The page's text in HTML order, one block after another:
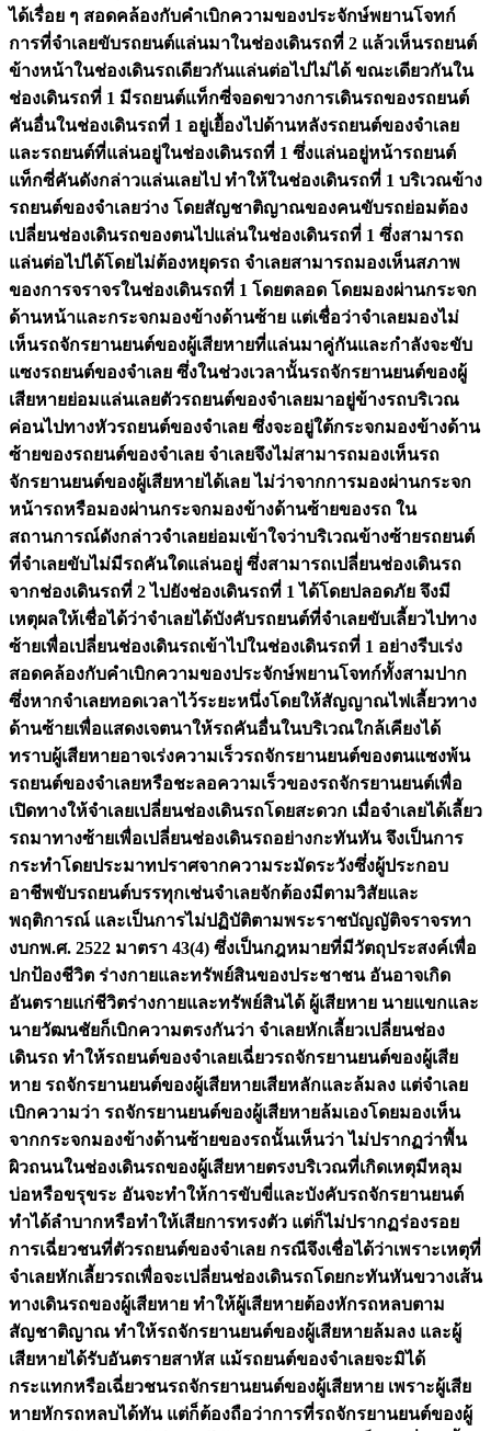
ได้เรื่อย ๆ สอดคล้องกับคำเบิกความของประจักษ์พยานโจทก์
การที่จำเลยขับรถยนต์แล่นมาในช่องเดินรถที่ 2 แล้วเห็นรถยนต์
ข้างหน้าในช่องเดินรถเดียวกันแล่นต่อไปไม่ได้ ขณะเดียวกันใน
ช่องเดินรถที่ 1 มีรถยนต์แท็กซี่จอดขวางการเดินรถของรถยนต์
คันอื่นในช่องเดินรถที่ 1 อยู่เยื้องไปด้านหลังรถยนต์ของจำเลย
และรถยนต์ที่แล่นอยู่ในช่องเดินรถที่ 1 ซึ่งแล่นอยู่หน้ารถยนต์
แท็กซี่คันดังกล่าวแล่นเลยไป ทำให้ในช่องเดินรถที่ 1 บริเวณข้าง
รถยนต์ของจำเลยว่าง โดยสัญชาติญาณของคนขับรถย่อมต้อง
เปลี่ยนช่องเดินรถของตนไปแล่นในช่องเดินรถที่ 1 ซึ่งสามารถ
แล่นต่อไปได้โดยไม่ต้องหยุดรถ จำเลยสามารถมองเห็นสภาพ
ของการจราจรในช่องเดินรถที่ 1 โดยตลอด โดยมองผ่านกระจก
ด้านหน้าและกระจกมองข้างด้านซ้าย แต่เชื่อว่าจำเลยมองไม่
เห็นรถจักรยานยนต์ของผู้เสียหายที่แล่นมาคู่กันและกำลังจะขับ
แซงรถยนต์ของจำเลย ซึ่งในช่วงเวลานั้นรถจักรยานยนต์ของผู้
เสียหายย่อมแล่นเลยตัวรถยนต์ของจำเลยมาอยู่ข้างรถบริเวณ
ค่อนไปทางหัวรถยนต์ของจำเลย ซึ่งจะอยู่ใต้กระจกมองข้างด้าน
ซ้ายของรถยนต์ของจำเลย จำเลยจึงไม่สามารถมองเห็นรถ
จักรยานยนต์ของผู้เสียหายได้เลย ไม่ว่าจากการมองผ่านกระจก
หน้ารถหรือมองผ่านกระจกมองข้างด้านซ้ายของรถ ใน
สถานการณ์ดังกล่าวจำเลยย่อมเข้าใจว่าบริเวณข้างซ้ายรถยนต์
ที่จำเลยขับไม่มีรถคันใดแล่นอยู่ ซึ่งสามารถเปลี่ยนช่องเดินรถ
จากช่องเดินรถที่ 2 ไปยังช่องเดินรถที่ 1 ได้โดยปลอดภัย จึงมี
เหตุผลให้เชื่อได้ว่าจำเลยได้บังคับรถยนต์ที่จำเลยขับเลี้ยวไปทาง
ซ้ายเพื่อเปลี่ยนช่องเดินรถเข้าไปในช่องเดินรถที่ 1 อย่างรีบเร่ง
สอดคล้องกับคำเบิกความของประจักษ์พยานโจทก์ทั้งสามปาก
ซึ่งหากจำเลยทอดเวลาไว้ระยะหนึ่งโดยให้สัญญาณไฟเลี้ยวทาง
ด้านซ้ายเพื่อแสดงเจตนาให้รถคันอื่นในบริเวณใกล้เคียงได้
ทราบผู้เสียหายอาจเร่งความเร็วรถจักรยานยนต์ของตนแซงพ้น
รถยนต์ของจำเลยหรือชะลอความเร็วของรถจักรยานยนต์เพื่อ
เปิดทางให้จำเลยเปลี่ยนช่องเดินรถโดยสะดวก เมื่อจำเลยได้เลี้ยว
รถมาทางซ้ายเพื่อเปลี่ยนช่องเดินรถอย่างกะทันหัน จึงเป็นการ
กระทำโดยประมาทปราศจากความระมัดระวังซึ่งผู้ประกอบ
อาชีพขับรถยนต์บรรทุกเช่นจำเลยจักต้องมีตามวิสัยและ
พฤติการณ์ และเป็นการไม่ปฏิบัติตามพระราชบัญญัติจราจรทา
งบกพ.ศ. 2522 มาตรา 43(4) ซึ่งเป็นกฎหมายที่มีวัตถุประสงค์เพื่อ
ปกป้องชีวิต ร่างกายและทรัพย์สินของประชาชน อันอาจเกิด
อันตรายแก่ชีวิตร่างกายและทรัพย์สินได้ ผู้เสียหาย นายแขกและ
นายวัฒนชัยก็เบิกความตรงกันว่า จำเลยหักเลี้ยวเปลี่ยนช่อง
เดินรถ ทำให้รถยนต์ของจำเลยเฉี่ยวรถจักรยานยนต์ของผู้เสีย
หาย รถจักรยานยนต์ของผู้เสียหายเสียหลักและล้มลง แต่จำเลย
เบิกความว่า รถจักรยานยนต์ของผู้เสียหายล้มเองโดยมองเห็น
จากกระจกมองข้างด้านซ้ายของรถนั้นเห็นว่า ไม่ปรากฏว่าพื้น
ผิวถนนในช่องเดินรถของผู้เสียหายตรงบริเวณที่เกิดเหตุมีหลุม
บ่อหรือขรุขระ อันจะทำให้การขับขี่และบังคับรถจักรยานยนต์
ทำได้ลำบากหรือทำให้เสียการทรงตัว แต่ก็ไม่ปรากฏร่องรอย
การเฉี่ยวชนที่ตัวรถยนต์ของจำเลย กรณีจึงเชื่อได้ว่าเพราะเหตุที่
จำเลยหักเลี้ยวรถเพื่อจะเปลี่ยนช่องเดินรถโดยกะทันหันขวางเส้น
ทางเดินรถของผู้เสียหาย ทำให้ผู้เสียหายต้องหักรถหลบตาม
สัญชาติญาณ ทำให้รถจักรยานยนต์ของผู้เสียหายล้มลง และผู้
เสียหายได้รับอันตรายสาหัส แม้รถยนต์ของจำเลยจะมิได้
กระแทกหรือเฉี่ยวชนรถจักรยานยนต์ของผู้เสียหาย เพราะผู้เสีย
หายหักรถหลบได้ทัน แต่ก็ต้องถือว่าการที่รถจักรยานยนต์ของผู้